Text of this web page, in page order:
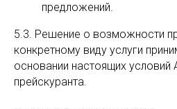
предложений.
5.3. Решение о возможности
конкретному виду услуги
основании настоящих условий
прейскуранта.